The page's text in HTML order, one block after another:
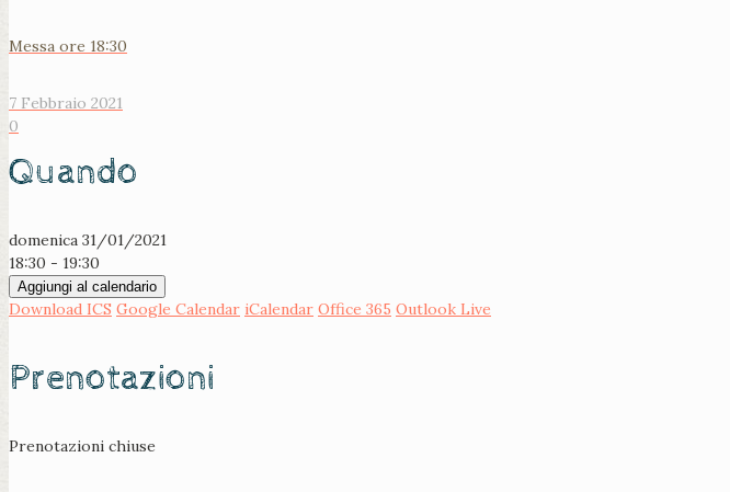
Messa ore 18:30
7 Febbraio 2021
0
Quando
domenica 31/01/2021
18:30 - 19:30
Aggiungi al calendario
Download ICS Google Calendar iCalendar Office 365 Outlook Live
Prenotazioni
Prenotazioni chiuse